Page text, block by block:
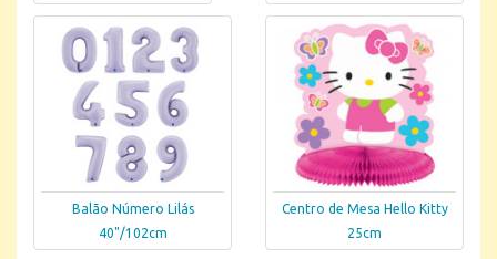
Balão Número Lilás
40"/102cm
Centro de Mesa Hello Kitty
25cm